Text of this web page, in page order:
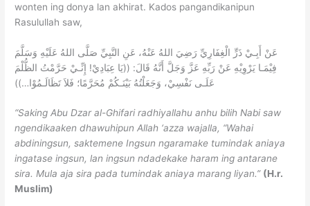
wonten ing donya lan akhirat. Kados pangandikanipun
Rasulullah saw,
عَنْ أَبِـيْ ذَرٍّ الْغِفَارِيِّ رَضِيَ اللهُ عَنْهُ، عَنِ النَّبِيِّ صَلَّى اللهُ عَلَيْهِ وَسَلَّمَ
فِيْمَـا يَرْوِيْهِ عَنْ رَبِّهِ عَزَّ وَجَلَّ أَنَّهُ قَالَ: ((يَا عِبَادِيْ! إِنِّـيْ حَرَّمْتُ الظُّلْمَ
عَلَـى نَفْسِيْ، وَجَعَلْتُهُ بَيْنَـكُمْ مُحَرَّمًا؛ فَلاَ تَظَالَـمُوْا…))
“Saking Abu Dzar al-Ghifari radhiyallahu anhu bilih Nabi saw
ngendikaaken dhawuhipun Allah ‘azza wajalla, “Wahai
abdiningsun, saktemene Ingsun ngaramake tumindak aniaya
ingatase ingsun, lan ingsun ndadekake haram ing antarane
sira. Mula aja sira pada tumindak aniaya marang liyan.” (H.r.
Muslim)